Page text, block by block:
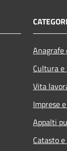
Cultura
Vita
Imprese
Appalti
Catasto